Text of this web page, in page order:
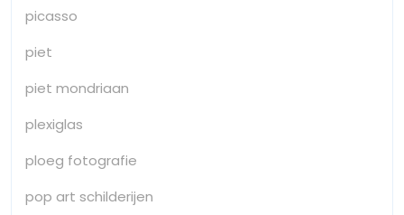
picasso
piet
piet mondriaan
plexiglas
ploeg fotografie
pop art schilderijen